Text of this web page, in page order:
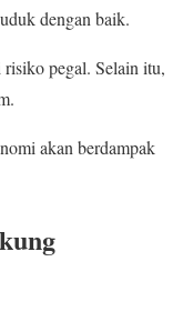
dengan baik.
pegal. Selain itu,
akan berdampak